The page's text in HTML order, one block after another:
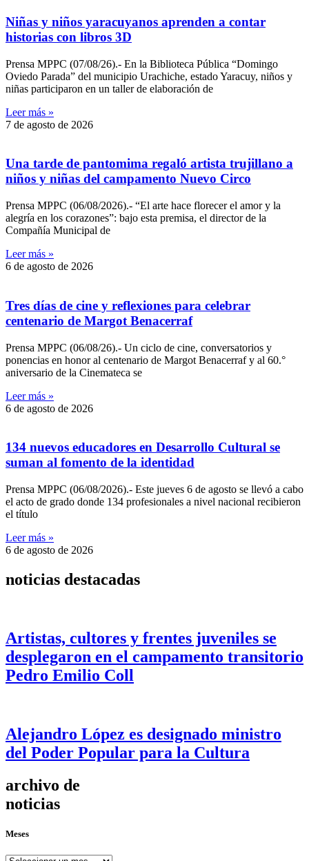
Niñas y niños yaracuyanos aprenden a contar
historias con libros 3D
Prensa MPPC (07/08/26).- En la Biblioteca Pública “Domingo
Oviedo Parada” del municipio Urachiche, estado Yaracuy, niños y
niñas participaron en un taller de elaboración de
Leer más »
7 de agosto de 2026
Una tarde de pantomima regaló artista trujillano a
niños y niñas del campamento Nuevo Circo
Prensa MPPC (06/08/2026).- “El arte hace florecer el amor y la
alegría en los corazones”: bajo esta premisa, el director de la
Compañía Municipal de
Leer más »
6 de agosto de 2026
Tres días de cine y reflexiones para celebrar
centenario de Margot Benacerraf
Prensa MPPC (06/08/26).- Un ciclo de cine, conversatorios y
ponencias en honor al centenario de Margot Benacerraf y al 60.°
aniversario de la Cinemateca se
Leer más »
6 de agosto de 2026
134 nuevos educadores en Desarrollo Cultural se
suman al fomento de la identidad
Prensa MPPC (06/08/2026).- Este jueves 6 de agosto se llevó a cabo
el acto de grado donde 134 profesionales a nivel nacional recibieron
el título
Leer más »
6 de agosto de 2026
noticias destacadas
Artistas, cultores y frentes juveniles se
desplegaron en el campamento transitorio
Pedro Emilio Coll
Alejandro López es designado ministro
del Poder Popular para la Cultura
archivo de
noticias
Meses